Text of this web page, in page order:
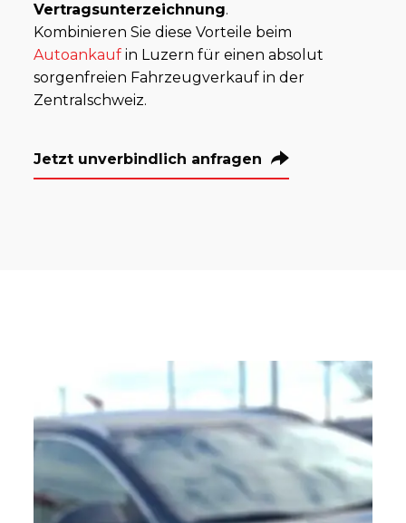
Vertragsunterzeichnung.
Kombinieren Sie diese Vorteile beim
Autoankauf in Luzern für einen absolut
sorgenfreien Fahrzeugverkauf in der
Zentralschweiz.
Jetzt unverbindlich anfragen